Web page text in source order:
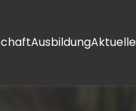
Ausbildung